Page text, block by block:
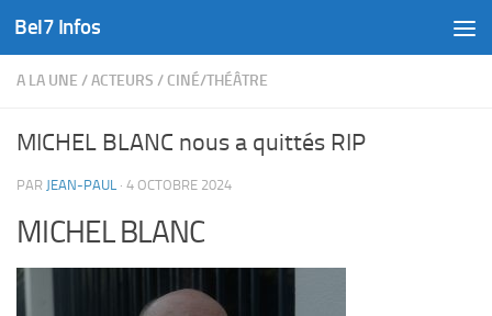
Skip to content
Bel7 Infos
A LA UNE /ACTEURS / CINÉ/THÉÂTRE
MICHEL BLANC nous a quittés RIP
PAR JEAN-PAUL · 4 OCTOBRE 2024
MICHEL BLANC